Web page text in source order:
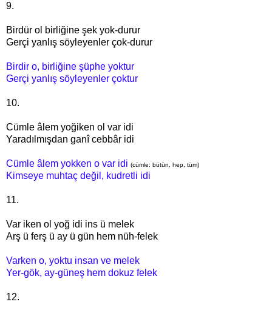
9.
Birdür ol birliğine şek yok-durur
Gerçi yanlış söyleyenler çok-durur
Birdir o, birliğine şüphe yoktur
Gerçi yanlış söyleyenler çoktur
10.
Cümle âlem yoğiken ol var idi
Yaradılmışdan ganî cebbâr idi
Cümle âlem yokken o var idi (cümle: bütün, hep, tüm)
Kimseye muhtaç değil, kudretli idi
11.
Var iken ol yoğ idi ins ü melek
Arş ü ferş ü ay ü gün hem nüh-felek
Varken o, yoktu insan ve melek
Yer-gök, ay-güneş hem dokuz felek
12.